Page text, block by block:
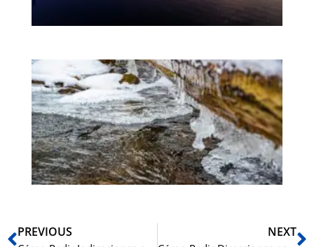
Ant
PREVIOUS NEXT